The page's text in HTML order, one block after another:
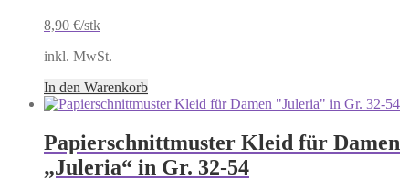
8,90 €/stk
inkl. MwSt.
In den Warenkorb
Papierschnittmuster Kleid für Damen
„Juleria“ in Gr. 32-54